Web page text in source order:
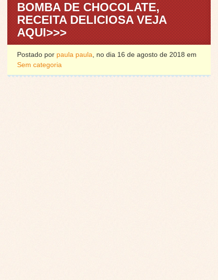
BOMBA DE CHOCOLATE,
RECEITA DELICIOSA VEJA
AQUI>>>
Postado por paula paula, no dia 16 de agosto de 2018 em
Sem categoria